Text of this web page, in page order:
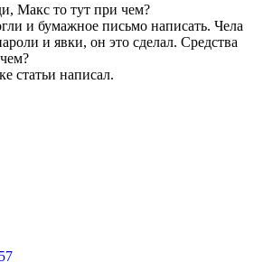
Макс то тут при чем?
и бумажное письмо написать. Чела
и явки, он это сделал. Средства
статьи написал.